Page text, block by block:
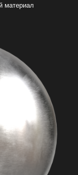
материал